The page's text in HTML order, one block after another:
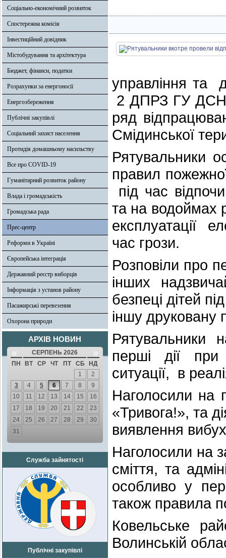
Соціально-економічний розвиток
Спостережна комісія
Інвестиційний довідник
Містобудування та архітектура
Бюджет, фінанси, податки
Розрахунки за енергоносії
Енергозбереження
Публічні закупівлі
Соціальний захист населення
Протидія домашньому насильству
Все про COVID-19
Гуманітарний розвиток району
Влада і громадськість
Громадська рада
Прес-центр
Реформи в Україні
Європейська інтеграція
Державний реєстр виборців
Інформація з установ району
Пасажирські перевезення
Охорона природи
АРХІВ НОВИН
« СЕРПЕНЬ 2026 »
ПН ВТ СР ЧТ ПТ СБ
НД
1
2
3
4 5 6 7 8
9
10
11 12 13 14 15
16
17
18 19 20 21 22
23
24
25 26 27 28 29
30
31
Служба зайнятості
Публічні закупівлі
управління та
2 ДПРЗ ГУ ДСНС
ряд
Смідинської
Рятувальники
правил
під час
та на водоймах
експлуатації
час грози.
Розповіли про
інших
безпеці дітей
іншу друковану
Рятувальники
перші дії при
ситуації, в
Наголосили на
«Тривога!», та
виявлення
Наголосили на
сміття, та
особливо у
також правила
Ковельське
Волинській